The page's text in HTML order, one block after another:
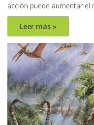
acción puede aumentar el
Leer más »